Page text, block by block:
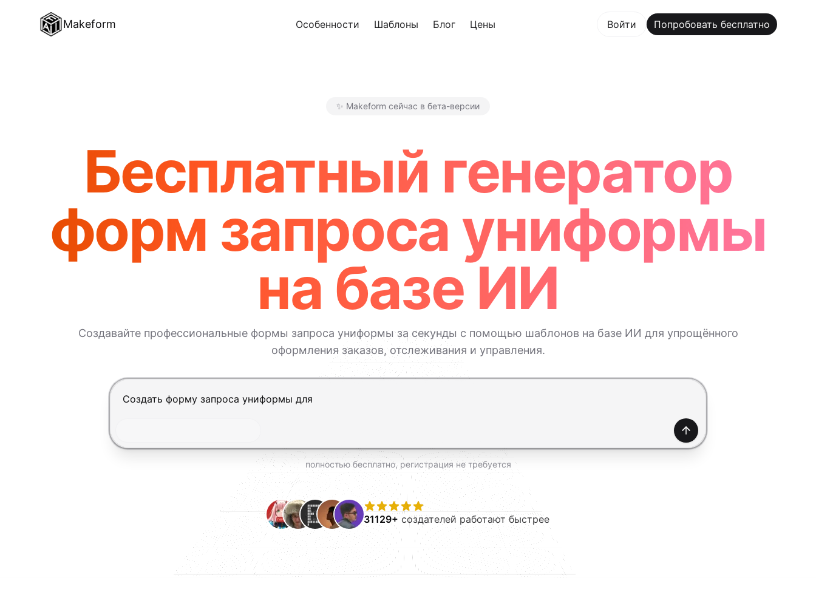
Makeform Особенности Шаблоны Блог Цены Попробовать бесплатно
Войти Попробовать бесплатно
✨ Makeform сейчас в бета-версии
Бесплатный генератор
форм запроса униформы
на базе ИИ
Создавайте профессиональные формы запроса униформы за секунды с помощью шаблонов на базе ИИ для упрощённого
оформления заказов, отслеживания и управления.
Нажмите Enter, чтобы отправить, Shift+Enter — новая строка
Создать
полностью бесплатно, регистрация не требуется
31129+ создателей работают быстрее